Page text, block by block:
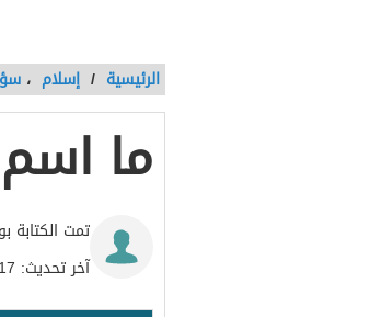
الرئيسية / إسلام ،
ما
تمت الكتابة
آخر تحديث: 03:17 ، 21 أبريل 2022